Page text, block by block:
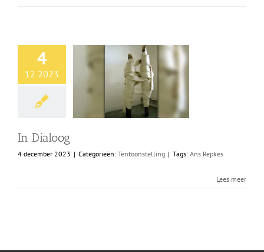
4
12 2023
In Dialoog
4 december 2023 | Categorieën: Tentoonstelling | Tags: Ans Repkes
Lees meer